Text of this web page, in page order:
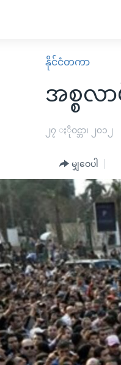
နိုင်ငံတကာ
အစ္စလ
၂၇ ႏိုဝင္ဘာ၊ ၂၀၁၂
မျှဝေပါ